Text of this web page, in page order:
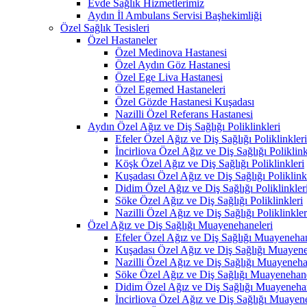
Evde Sağlık Hizmetlerimiz
Aydın İl Ambulans Servisi Başhekimliği
Özel Sağlık Tesisleri
Özel Hastaneler
Özel Medinova Hastanesi
Özel Aydın Göz Hastanesi
Özel Ege Liva Hastanesi
Özel Egemed Hastaneleri
Özel Gözde Hastanesi Kuşadası
Nazilli Özel Referans Hastanesi
Aydın Özel Ağız ve Diş Sağlığı Poliklinkleri
Efeler Özel Ağız ve Diş Sağlığı Poliklinkleri
İncirliova Özel Ağız ve Diş Sağlığı
Köşk Özel Ağız ve Diş Sağlığı Poliklinkleri
Kuşadası Özel Ağız ve Diş Sağlığı
Didim Özel Ağız ve Diş Sağlığı Poliklinkleri
Söke Özel Ağız ve Diş Sağlığı Poliklinkleri
Nazilli Özel Ağız ve Diş Sağlığı
Özel Ağız ve Diş Sağlığı Muayenehaneleri
Efeler Özel Ağız ve Diş Sağlığı
Kuşadası Özel Ağız ve Diş Sağlığı
Nazilli Özel Ağız ve Diş Sağlığı
Söke Özel Ağız ve Diş Sağlığı
Didim Özel Ağız ve Diş Sağlığı
İncirliova Özel Ağız ve Diş Sağlığı